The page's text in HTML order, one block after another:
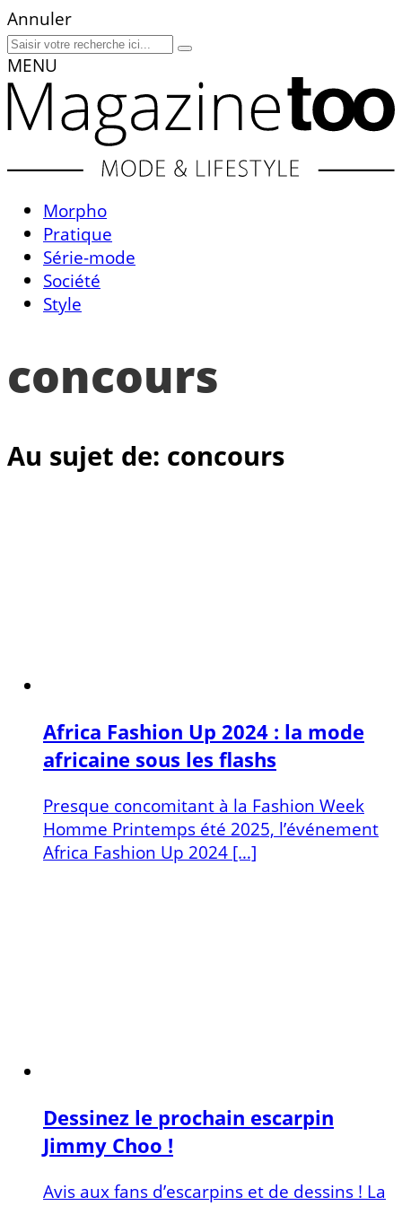
Annuler
MENU
Morpho
Pratique
Série-mode
Société
Style
concours
Au sujet de: concours
Africa Fashion Up 2024 : la mode
africaine sous les flashs
Presque concomitant à la Fashion Week
Homme Printemps été 2025, l’événement
Africa Fashion Up 2024 […]
Dessinez le prochain escarpin
Jimmy Choo !
Avis aux fans d’escarpins et de dessins ! La